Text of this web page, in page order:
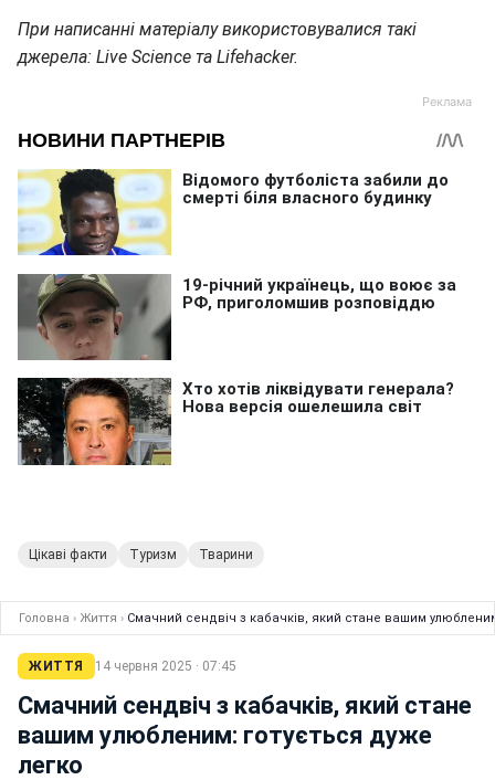
При написанні матеріалу використовувалися такі
джерела: Live Science та Lifehacker.
Цікаві факти Туризм Тварини
Головна › Життя › Смачний сендвіч з кабачків, який стане вашим
ЖИТТЯ 14 червня 2025 · 07:45
Смачний сендвіч з кабачків, який стане
вашим улюбленим: готується дуже
легко